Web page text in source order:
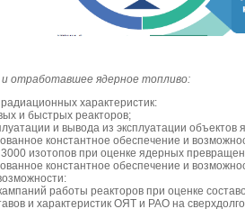
отработавшее ядерное топливо:
характеристик:
и быстрых реакторов;
и вывода из эксплуатации объектов
константное обеспечение и
изотопов при оценке ядерных
константное обеспечение и
работы реакторов при оценке
и характеристик ОЯТ и РАО на